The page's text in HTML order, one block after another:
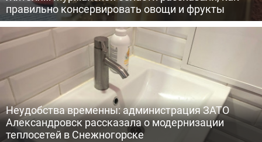
правильно консервировать овощи и фрукты
Неудобства временны: администрация ЗАТО
Александровск рассказала о модернизации
теплосетей в Снежногорске